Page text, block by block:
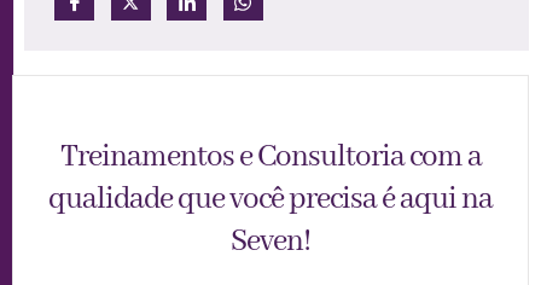
Treinamentos e Consultoria com a
qualidade que você precisa é aqui na
Seven!